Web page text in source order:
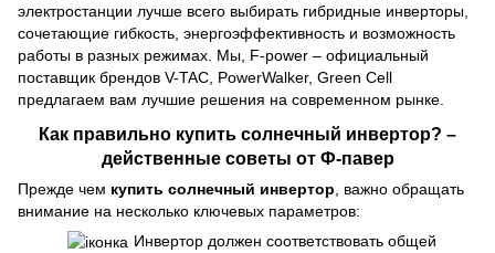
электростанции лучше всего выбирать гибридные инверторы,
сочетающие гибкость, энергоэффективность и возможность
работы в разных режимах. Мы, F-power – официальный
поставщик брендов V-TAC, PowerWalker, Green Cell
предлагаем вам лучшие решения на современном рынке.
Как правильно купить солнечный инвертор? –
действенные советы от Ф-павер
Прежде чем купить солнечный инвертор , важно обращать
внимание на несколько ключевых параметров:
Инвертор должен соответствовать общей